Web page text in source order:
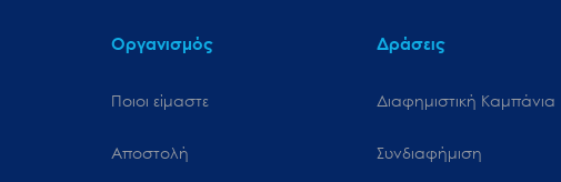
Οργανισμός
Ποιοι είμαστε
Αποστολή
Δράσεις
Διαφημιστική Καμπάνια
Συνδιαφήμιση